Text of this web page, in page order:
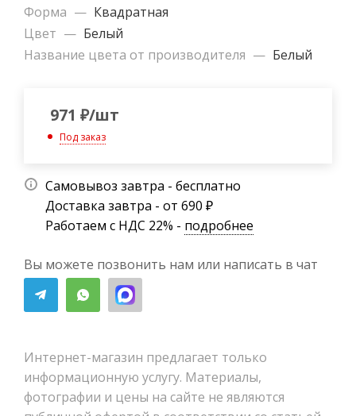
Форма — Квадратная
Цвет — Белый
Название цвета от производителя — Белый
971 ₽/шт
Под заказ
Самовывоз завтра - бесплатно
Доставка завтра - от 690 ₽
Работаем с НДС 22% - подробнее
Вы можете позвонить нам или написать в чат
Интернет-магазин предлагает только
информационную услугу. Материалы,
фотографии и цены на сайте не являются